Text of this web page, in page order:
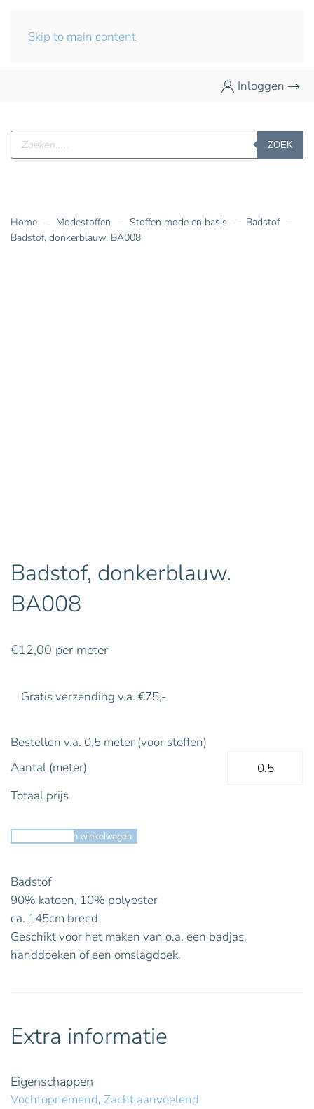
Skip to main content
Inloggen
Producten
zoeken
ZOEK
Home Modestoffen Stoffen mode en basis
Badstof
Badstof, donkerblauw. BA008
Badstof, donkerblauw.
BA008
€12,00 per meter
Gratis verzending v.a. €75,-
Bestellen v.a. 0,5 meter (voor stoffen)
Aantal (meter)
Totaal prijs
Toevoegen aan winkelwagen
Badstof
90% katoen, 10% polyester
ca. 145cm breed
Geschikt voor het maken van o.a. een badjas,
handdoeken of een omslagdoek.
Extra informatie
Eigenschappen
Vochtopnemend, Zacht aanvoelend